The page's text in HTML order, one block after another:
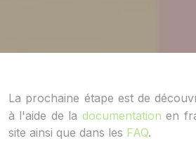
La prochaine étape est de
à l'aide de la documentation en
site ainsi que dans les FAQ.